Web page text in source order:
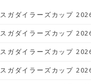
スガダイラーズカップ
スガダイラーズカップ
スガダイラーズカップ
スガダイラーズカップ